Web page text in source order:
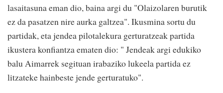
lasaitasuna eman dio, baina argi du "Olaizolaren burutik
ez da pasatzen nire aurka galtzea". Ikusmina sortu du
partidak, eta jendea pilotalekura gerturatzeak partida
ikustera konfiantza ematen dio: " Jendeak argi edukiko
balu Aimarrek segituan irabaziko lukeela partida ez
litzateke hainbeste jende gerturatuko".